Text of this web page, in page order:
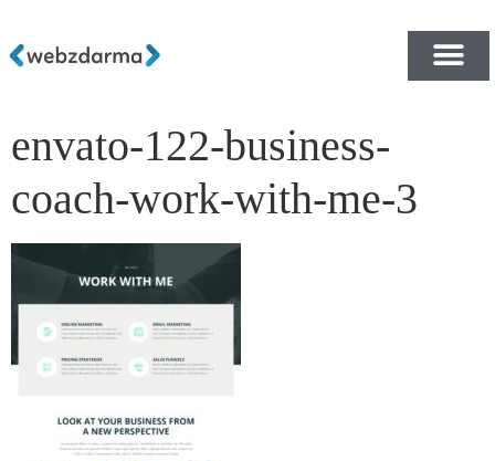
envato-122-business-
coach-work-with-me-3